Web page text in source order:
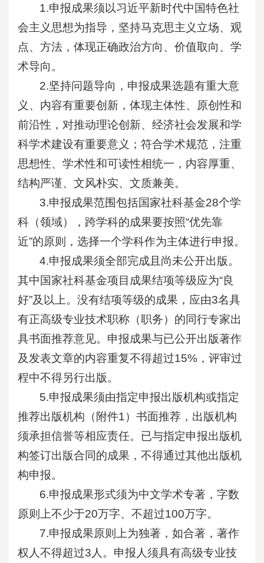
1.申报成果须以习近平新时代中国特色社
会主义思想为指导，坚持马克思主义立场、观
点、方法，体现正确政治方向、价值取向、学
术导向。
2.坚持问题导向，申报成果选题有重大意
义、内容有重要创新，体现主体性、原创性和
前沿性，对推动理论创新、经济社会发展和学
科学术建设有重要意义；符合学术规范，注重
思想性、学术性和可读性相统一，内容厚重、
结构严谨、文风朴实、文质兼美。
3.申报成果范围包括国家社科基金28个学
科（领域），跨学科的成果要按照“优先靠
近”的原则，选择一个学科作为主体进行申报。
4.申报成果须全部完成且尚未公开出版。
其中国家社科基金项目成果结项等级应为“良
好”及以上。没有结项等级的成果，应由3名具
有正高级专业技术职称（职务）的同行专家出
具书面推荐意见。申报成果与已公开出版著作
及发表文章的内容重复不得超过15%，评审过
程中不得另行出版。
5.申报成果须由指定申报出版机构或指定
推荐出版机构（附件1）书面推荐，出版机构
须承担信誉等相应责任。已与指定申报出版机
构签订出版合同的成果，不得通过其他出版机
构申报。
6.申报成果形式须为中文学术专著，字数
原则上不少于20万字、不超过100万字。
7.申报成果原则上为独著，如合著，著作
权人不得超过3人。申报人须具有高级专业技